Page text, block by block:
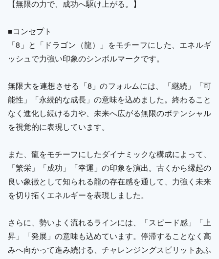
【無限の力で、成功へ駆け上がる。】
■コンセプト
「8」と「ドラゴン（龍）」をモチーフにした、エネルギ
ッシュで力強い印象のシンボルマークです。
無限大を連想させる「8」のフォルムには、「継続」「可
能性」「永続的な成長」の意味を込めました。終わること
なく進化し続ける力や、未来へ広がる無限のポテンシャル
を視覚的に表現しています。
また、龍をモチーフにしたダイナミックな構成によって、
「繁栄」「成功」「幸運」の印象を演出。古くから縁起の
良い象徴として知られる龍の存在感を通して、力強く未来
を切り拓くエネルギーを表現しました。
さらに、勢いよく流れるラインには、「スピード感」「上
昇」「発展」の意味も込めています。停滞することなく高
みへ向かって進み続ける、チャレンジングスピリットあふ